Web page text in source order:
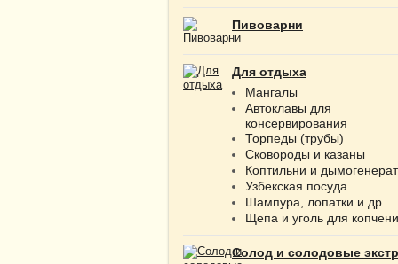
Пивоварни
Для отдыха
Мангалы
Автоклавы для
консервирования
Торпеды (трубы)
Сковороды и казаны
Коптильни и
Узбекская посуда
Шампура, лопатки и др.
Щепа и уголь для
Солод и солодовые